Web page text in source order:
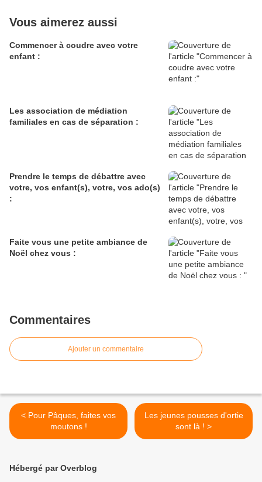
Vous aimerez aussi
Commencer à coudre avec votre
enfant :
Les association de médiation
familiales en cas de séparation :
Prendre le temps de débattre avec
votre, vos enfant(s), votre, vos ado(s)
:
Faite vous une petite ambiance de
Noël chez vous :
Commentaires
Ajouter un commentaire
< Pour Pâques, faites vos
moutons !
Les jeunes pousses d'ortie
sont là ! >
Hébergé par Overblog